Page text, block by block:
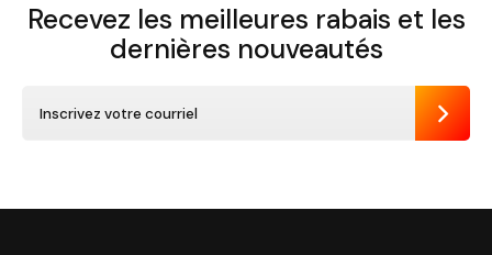
Recevez les meilleures rabais et les
dernières nouveautés